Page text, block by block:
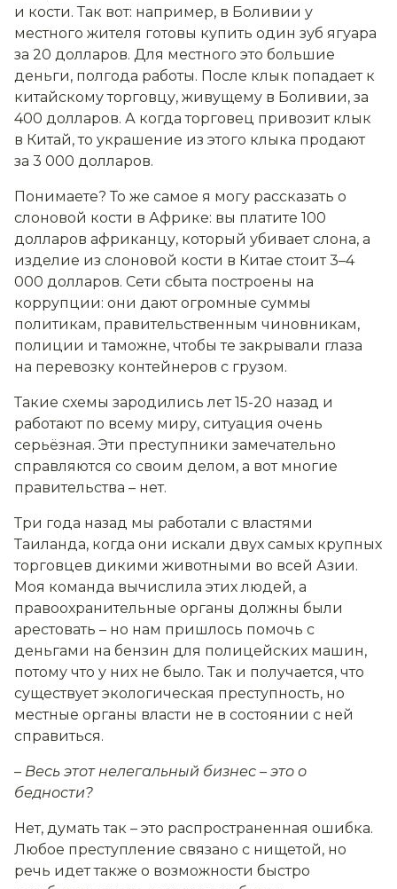
и кости. Так вот: например, в Боливии у
местного жителя готовы купить один зуб ягуара
за 20 долларов. Для местного это большие
деньги, полгода работы. После клык попадает к
китайскому торговцу, живущему в Боливии, за
400 долларов. А когда торговец привозит клык
в Китай, то украшение из этого клыка продают
за 3 000 долларов.
Понимаете? То же самое я могу рассказать о
слоновой кости в Африке: вы платите 100
долларов африканцу, который убивает слона, а
изделие из слоновой кости в Китае стоит 3–4
000 долларов. Сети сбыта построены на
коррупции: они дают огромные суммы
политикам, правительственным чиновникам,
полиции и таможне, чтобы те закрывали глаза
на перевозку контейнеров с грузом.
Такие схемы зародились лет 15-20 назад и
работают по всему миру, ситуация очень
серьёзная. Эти преступники замечательно
справляются со своим делом, а вот многие
правительства – нет.
Три года назад мы работали с властями
Таиланда, когда они искали двух самых крупных
торговцев дикими животными во всей Азии.
Моя команда вычислила этих людей, а
правоохранительные органы должны были
арестовать – но нам пришлось помочь с
деньгами на бензин для полицейских машин,
потому что у них не было. Так и получается, что
существует экологическая преступность, но
местные органы власти не в состоянии с ней
справиться.
– Весь этот нелегальный бизнес – это о
бедности?
Нет, думать так – это распространенная ошибка.
Любое преступление связано с нищетой, но
речь идет также о возможности быстро